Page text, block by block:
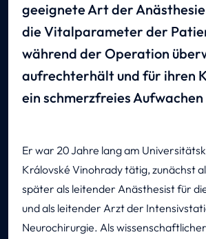
geeignete Art der
die Vitalparameter der
während der Operation
aufrechterhält und für ihren
ein schmerzfreies
Er war 20 Jahre lang am
Královské Vinohrady tätig, zunächst
später als leitender Anästhesist für
und als leitender Arzt der
Neurochirurgie. Als